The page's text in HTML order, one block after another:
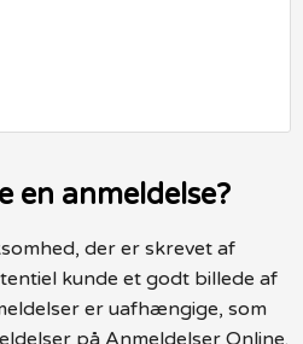
en anmeldelse?
der er skrevet af
kunde et godt billede af
er uafhængige, som
på Anmeldelser Online.